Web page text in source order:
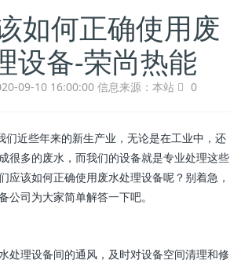
如何正确使用废
设备-荣尚热能
09-10 16:00:00 信息来源：本站 0
们近些年来的新生产业，无论是在工业中，还
很多的废水，而我们的设备就是专业处理这些
应该如何正确使用废水处理设备呢？别着急，
公司为大家简单解答一下吧。
理设备间的通风，及时对设备空间清理和修